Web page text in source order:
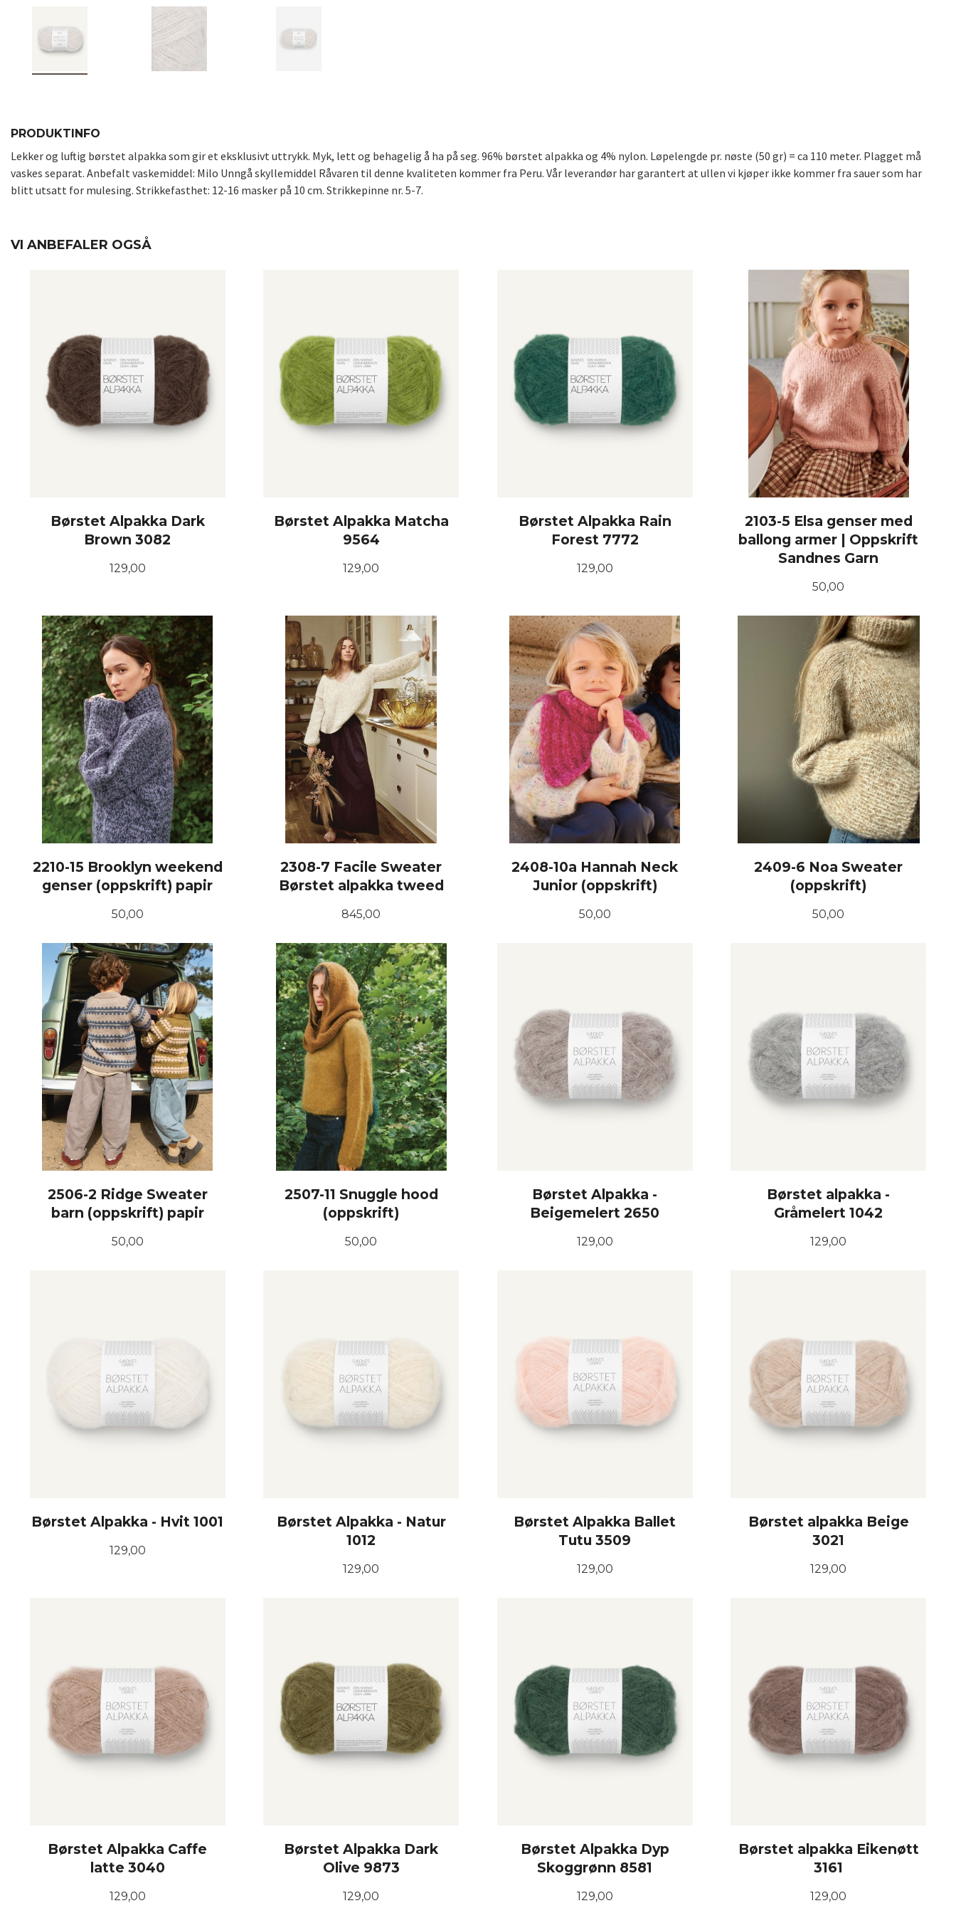
PRODUKTINFO
Lekker og luftig børstet alpakka som gir et eksklusivt uttrykk. Myk, lett og behagelig å ha på seg. 96% børstet alpakka og 4% nylon. Løpelengde pr. nøste (50 gr) = ca 110 meter. Plagget må
vaskes separat. Anbefalt vaskemiddel: Milo Unngå skyllemiddel Råvaren til denne kvaliteten kommer fra Peru. Vår leverandør har garantert at ullen vi kjøper ikke kommer fra sauer som har
blitt utsatt for mulesing. Strikkefasthet: 12-16 masker på 10 cm. Strikkepinne nr. 5-7.
VI ANBEFALER OGSÅ
Børstet Alpakka Dark
Brown 3082
Pris
129,00
KJØP
Børstet Alpakka Matcha
9564
Pris
129,00
KJØP
Børstet Alpakka Rain
Forest 7772
Pris
129,00
KJØP
2103-5 Elsa genser med
ballong armer | Oppskrift
Sandnes Garn
Pris
50,00
KJØP
2210-15 Brooklyn weekend
genser (oppskrift) papir
Pris
50,00
KJØP
2308-7 Facile Sweater
Børstet alpakka tweed
Pris
845,00
LES MER
2408-10a Hannah Neck
Junior (oppskrift)
Pris
50,00
2409-6 Noa Sweater
(oppskrift)
Pris
50,00
2506-2 Ridge Sweater
barn (oppskrift) papir
Pris
50,00
2507-11 Snuggle hood
(oppskrift)
Pris
50,00
Børstet Alpakka -
Beigemelert 2650
Pris
129,00
Børstet alpakka -
Gråmelert 1042
Pris
129,00
Børstet Alpakka - Hvit 1001
Pris
129,00
Børstet Alpakka - Natur
1012
Pris
129,00
Børstet Alpakka Ballet
Tutu 3509
Pris
129,00
Børstet alpakka Beige
3021
Pris
129,00
Børstet Alpakka Caffe
latte 3040
Pris
129,00
Børstet Alpakka Dark
Olive 9873
Pris
129,00
Børstet Alpakka Dyp
Skoggrønn 8581
Pris
129,00
Børstet alpakka Eikenøtt
3161
Pris
129,00